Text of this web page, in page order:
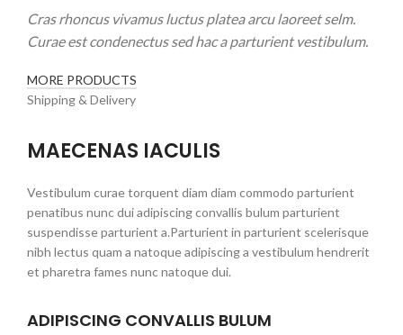
Cras rhoncus vivamus luctus platea arcu laoreet selm.
Curae est condenectus sed hac a parturient vestibulum.
MORE PRODUCTS
Shipping & Delivery
MAECENAS IACULIS
Vestibulum curae torquent diam diam commodo parturient
penatibus nunc dui adipiscing convallis bulum parturient
suspendisse parturient a.Parturient in parturient scelerisque
nibh lectus quam a natoque adipiscing a vestibulum hendrerit
et pharetra fames nunc natoque dui.
ADIPISCING CONVALLIS BULUM